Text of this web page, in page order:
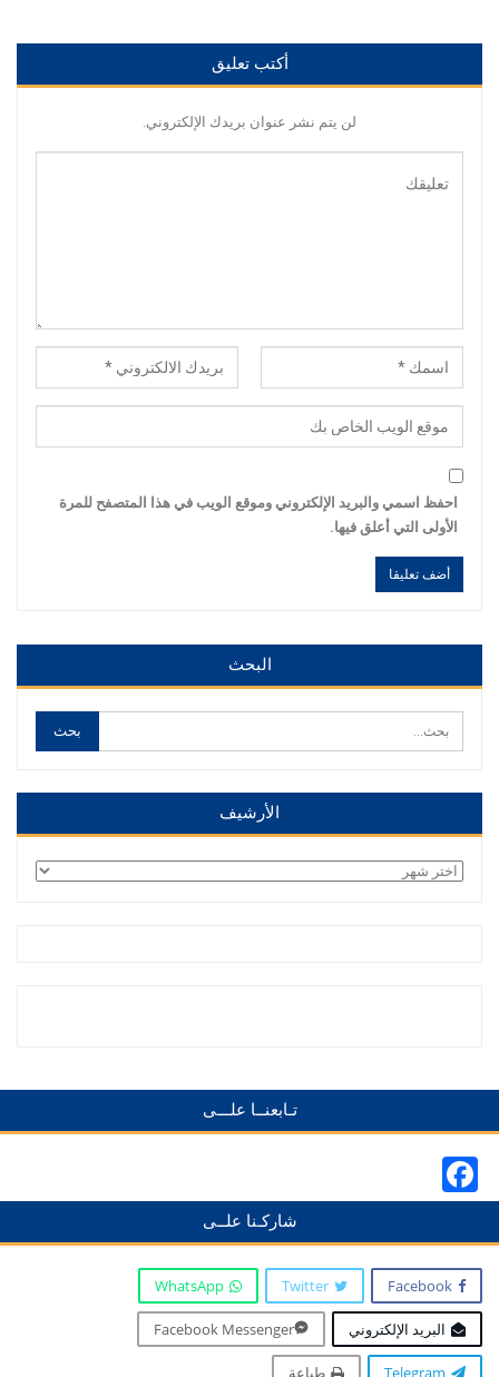
أكتب تعليق
لن يتم نشر عنوان بريدك الإلكتروني.
احفظ اسمي والبريد الإلكتروني وموقع الويب في هذا المتصفح للمرة
الأولى التي أعلق فيها.
البحث
الأرشيف
الأرشيف
تـابعنــا علـــى
شاركـنا علــى
Facebook
Twitter
WhatsApp
البريد الإلكتروني Facebook Messenger
Telegram طباعة